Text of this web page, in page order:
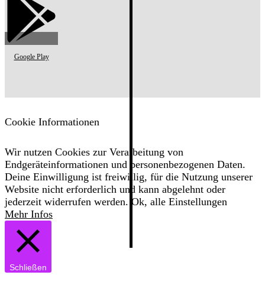
Google Play
Cookie Informationen
Wir nutzen Cookies zur Verarbeitung von
Endgeräteinformationen und personenbezogenen Daten.
Deine Einwilligung ist freiwillig, für die Nutzung unserer
Website nicht erforderlich und kann abgelehnt oder
jederzeit widerrufen werden. Ok, alle Einstellungen
Mehr Infos
Schließen